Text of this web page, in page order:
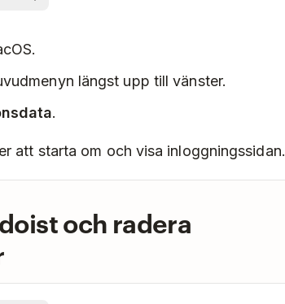
längst upp till vänster.
.
att starta om och visa inloggningssidan.
och radera